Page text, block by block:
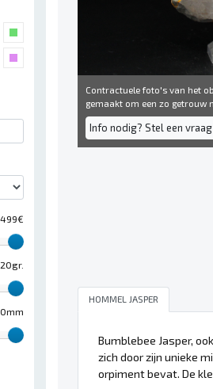
Contractuele foto's van het
gemaakt om een ​​zo getrouw
Info nodig? Stel een vraag
HOMMEL JASPER
Bumblebee Jasper,
zich door zijn unieke
orpiment bevat. De